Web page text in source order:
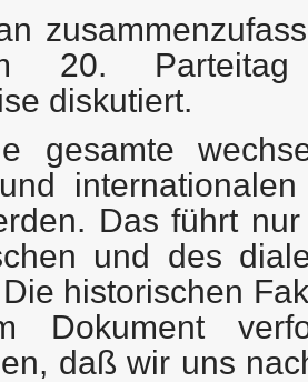
20. Parteitag
diskutiert.
gesamte
Das führt
und des
historischen
Dokument
daß wir uns